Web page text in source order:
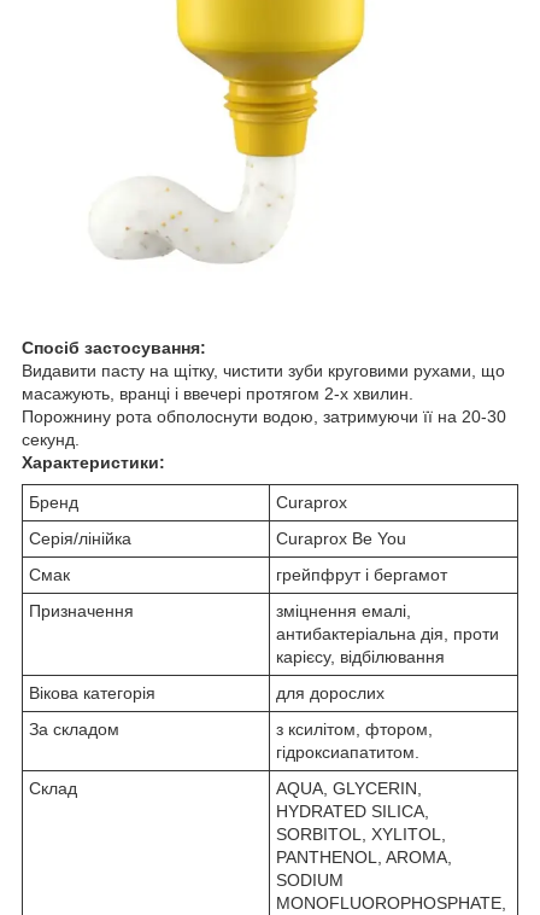
Спосіб застосування:
Видавити пасту на щітку, чистити зуби круговими рухами, що
масажують, вранці і ввечері протягом 2-х хвилин.
Порожнину рота обполоснути водою, затримуючи її на 20-30
секунд.
Характеристики:
Бренд
Curaprox
Серія/лінійка
Curaprox Be You
Смак
грейпфрут і бергамот
Призначення
зміцнення емалі,
антибактеріальна дія, проти
карієсу, відбілювання
Вікова категорія
для дорослих
За складом
з ксилітом, фтором,
гідроксиапатитом.
Cклад
AQUA, GLYCERIN,
HYDRATED SILICA,
SORBITOL, XYLITOL,
PANTHENOL, AROMA,
SODIUM
MONOFLUOROPHOSPHATE,